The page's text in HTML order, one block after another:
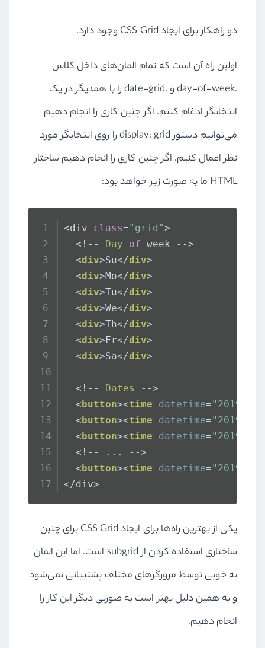
دو راهکار برای ایجاد CSS Grid وجود دارد.
اولین راه آن است که تمام المان‌های داخل کلاس
.day-of-week و .date-grid را با همدیگر در یک
انتخابگر ادغام کنیم. اگر چنین کاری را انجام دهیم
می‌توانیم دستور display: grid را روی انتخابگر مورد
نظر اعمال کنیم. اگر چنین کاری را انجام دهیم ساختار
HTML ما به صورت زیر خواهد بود:
<div class="grid">
  <!--
Day of week -->
<div>Su</div>
<div>Mo</div>
<div>Tu</div>
<div>We</div>
<div>Th</div>
<div>Fr</div>
<div>Sa</div>
  <!--
Dates
-->
<button><time datetime="2019-
<button><time datetime="2019-
<button><time datetime="2019-
  <!-- ... -->
<button><time datetime="2019-
</div>
یکی از بهترین‌ راه‌ها برای ایجاد CSS Grid برای چنین
ساختاری استفاده کردن از subgrid است. اما این المان
به خوبی توسط مرورگرهای مختلف پشتیبانی نمی‌شود
و به همین دلیل بهتر است به صورتی دیگر این کار را
انجام دهیم.